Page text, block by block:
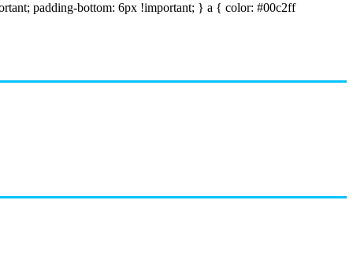
padding-bottom: 6px !important; } a { color: #00c2ff